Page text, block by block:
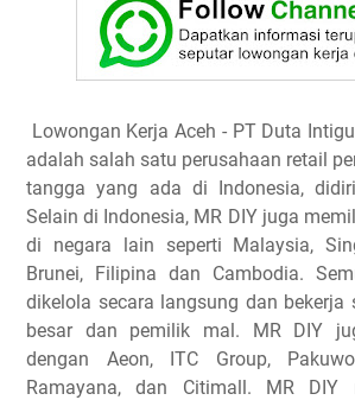
Lowongan Kerja Aceh - PT Duta
adalah salah satu perusahaan retail
tangga yang ada di Indonesia,
Selain di Indonesia, MR DIY juga
di negara lain seperti Malaysia,
Brunei, Filipina dan Cambodia.
dikelola secara langsung dan bekerja
besar dan pemilik mal. MR DIY
dengan Aeon, ITC Group,
Ramayana, dan Citimall. MR DIY